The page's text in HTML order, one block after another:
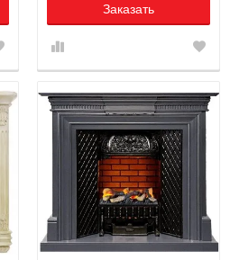
Заказать